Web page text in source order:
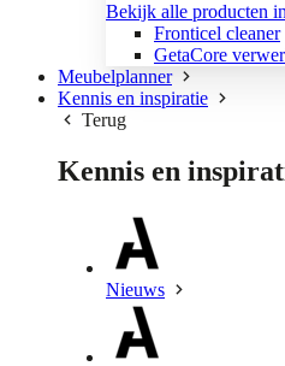
Bekijk alle producten
Fronticel cleaner
GetaCore
Meubelplanner
Kennis en inspiratie
Terug
Kennis en
Nieuws